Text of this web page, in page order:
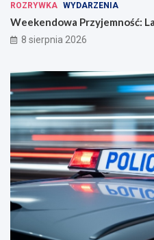
ROZRYWKA WYDARZENIA
Weekendowa Przyjemność:
8 sierpnia 2026